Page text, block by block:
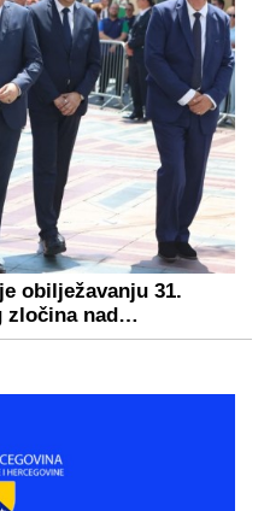
obilježavanju 31.
zločina nad…